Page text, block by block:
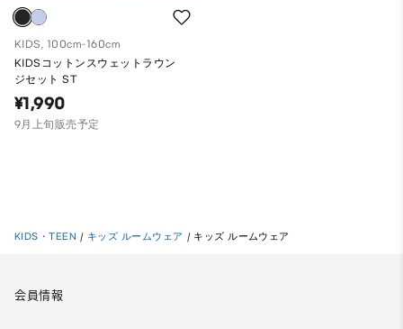
KIDS, 100cm-160cm
KIDSコットンスウェットラウン
ジセット ST
¥1,990
9月上旬販売予定
KIDS・TEEN / キッズ ルームウェア / キッズ ルームウェア
会員情報